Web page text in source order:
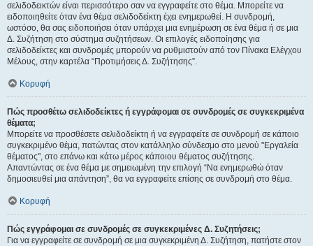
σελιδοδεικτών είναι περισσότερο σαν να εγγραφείτε στο θέμα. Μπορείτε να
ειδοποιηθείτε όταν ένα θέμα σελιδοδείκτη έχει ενημερωθεί. Η συνδρομή,
ωστόσο, θα σας ειδοποιήσει όταν υπάρχει μια ενημέρωση σε ένα θέμα ή σε μια
Δ. Συζήτηση στο σύστημα συζητήσεων. Οι επιλογές ειδοποίησης για
σελιδοδείκτες και συνδρομές μπορούν να ρυθμιστούν από τον Πίνακα Ελέγχου
Μέλους, στην καρτέλα “Προτιμήσεις Δ. Συζήτησης”.
Κορυφή
Πώς προσθέτω σελιδοδείκτες ή εγγράφομαι σε συνδρομές σε συγκεκριμένα
θέματα;
Μπορείτε να προσθέσετε σελιδοδείκτη ή να εγγραφείτε σε συνδρομή σε κάποιο
συγκεκριμένο θέμα, πατώντας στον κατάλληλο σύνδεσμο στο μενού "Εργαλεία
θέματος", στο επάνω και κάτω μέρος κάποιου θέματος συζήτησης.
Απαντώντας σε ένα θέμα με σημειωμένη την επιλογή “Να ενημερωθώ όταν
δημοσιευθεί μια απάντηση”, θα να εγγραφείτε επίσης σε συνδρομή στο θέμα.
Κορυφή
Πώς εγγράφομαι σε συνδρομές σε συγκεκριμένες Δ. Συζητήσεις;
Για να εγγραφείτε σε συνδρομή σε μια συγκεκριμένη Δ. Συζήτηση, πατήστε στον